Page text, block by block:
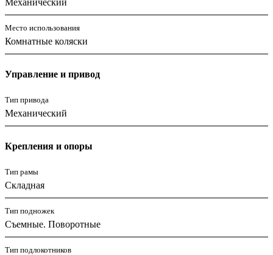
Место использования
Комнатные коляски
Управление и привод
Тип привода
Механический
Крепления и опоры
Тип рамы
Складная
Тип подножек
Съемные. Поворотные
Тип подлокотников